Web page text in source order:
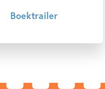
Boektrailer